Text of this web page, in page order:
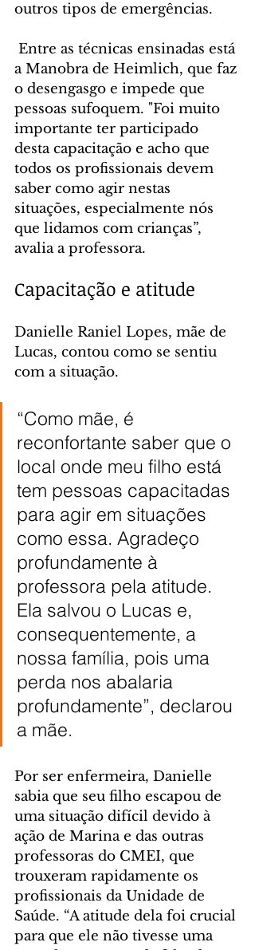
outros tipos de emergências.
a Manobra de Heimlich, que faz
o desengasgo e impede que
pessoas sufoquem. "Foi muito
importante ter participado
desta capacitação e acho que
todos os profissionais devem
saber como agir nestas
situações, especialmente nós
que lidamos com crianças”,
avalia a professora.
Capacitação e atitude
Danielle Raniel Lopes, mãe de
Lucas, contou como se sentiu
com a situação.
“Como mãe, é
reconfortante saber que o
local onde meu filho está
tem pessoas capacitadas
para agir em situações
como essa. Agradeço
profundamente à
professora pela atitude.
Ela salvou o Lucas e,
consequentemente, a
nossa família, pois uma
perda nos abalaria
profundamente”, declarou
a mãe.
Por ser enfermeira, Danielle
sabia que seu filho escapou de
uma situação difícil devido à
ação de Marina e das outras
professoras do CMEI, que
trouxeram rapidamente os
profissionais da Unidade de
Saúde. “A atitude dela foi crucial
para que ele não tivesse uma